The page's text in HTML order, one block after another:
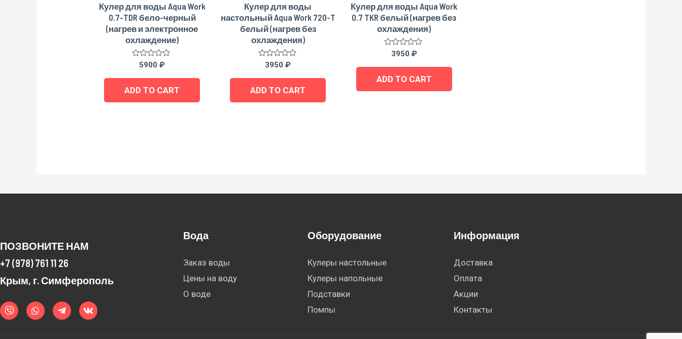
Кулер для воды Aqua Work
0.7-TDR бело-черный
(нагрев и электронное
охлаждение)
Rated
out
5
5900₽
ADD TO CART
Кулер для воды
настольный Aqua Work 720-T
белый (нагрев без
охлаждения)
Rated
out
5
3950₽
ADD TO CART
Кулер для воды Aqua Work
0.7 TKR белый (нагрев без
охлаждения)
Rated
out
5
3950 ₽
ADD TO CART
ПОЗВОНИТЕ НАМ
+7 (978) 761 11 26
Крым, г. Симферополь
i
b
e
h
a
t
e
l
e
k
Вода
Заказ воды
Цены на воду
О воде
Оборудование
Кулеры настольные
Кулеры напольные
Подставки
Помпы
Информация
Доставка
Оплата
Акции
Контакты